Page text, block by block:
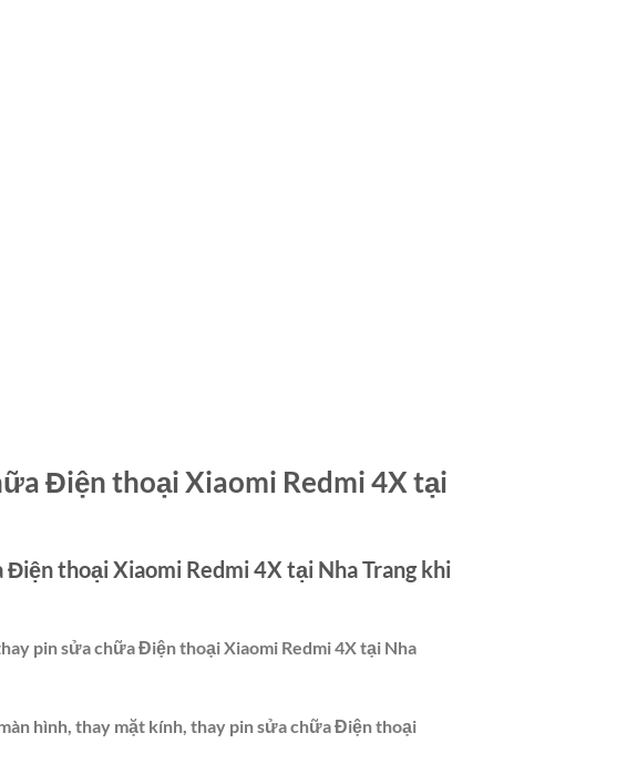
Điện thoại Xiaomi Redmi 4X tại
thoại Xiaomi Redmi 4X tại Nha Trang khi
pin sửa chữa Điện thoại Xiaomi Redmi 4X tại Nha
hình, thay mặt kính, thay pin sửa chữa Điện thoại